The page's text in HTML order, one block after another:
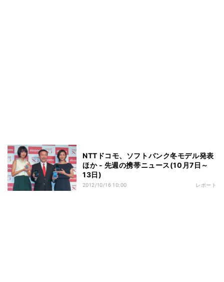
NTTドコモ、ソフトバンク冬モデル発表
ほか - 先週の携帯ニュース(10月7日～
13日)
2012/10/16 10:00 レポート